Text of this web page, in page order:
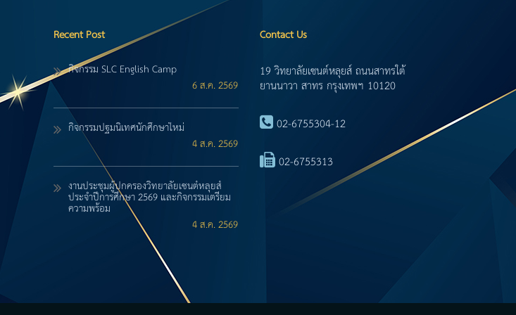
Recent Post
กิจกรรม SLC English Camp
6 ส.ค. 2569
กิจกรรมปฐมนิเทศนักศึกษาใหม่
4 ส.ค. 2569
งานประชุมผู้ปกครองวิทยาลัยเซนต์หลุยส์
ประจำปีการศึกษา 2569 และกิจกรรมเตรียม
ความพร้อม
4 ส.ค. 2569
Contact Us
19 วิทยาลัยเซนต์หลุยส์ ถนนสาทรใต้
ยานนาวา สาทร กรุงเทพฯ 10120
02-6755304-12
02-6755313